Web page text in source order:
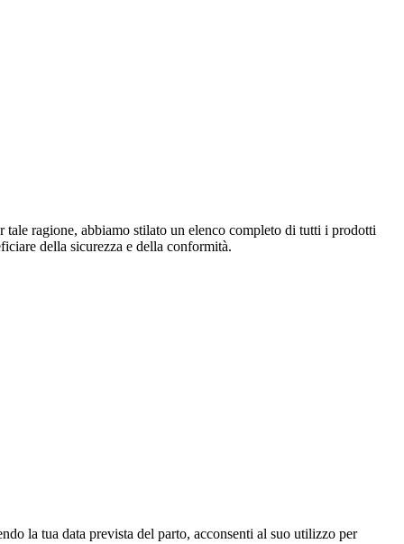
ragione, abbiamo stilato un elenco completo di tutti i prodotti
della sicurezza e della conformità.
la tua data prevista del parto, acconsenti al suo utilizzo per